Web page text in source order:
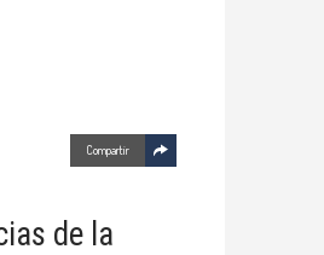
Compartir
de la